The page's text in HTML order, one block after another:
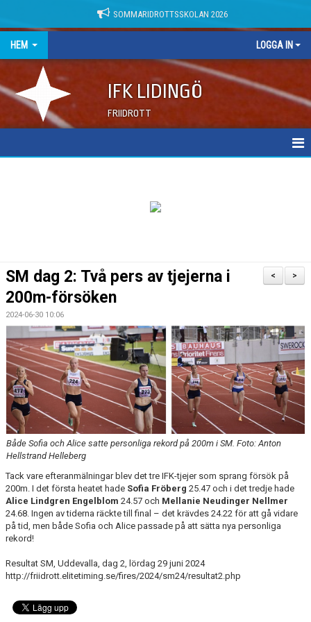
SOMMARIDROTTSSKOLAN 2026
HEM LOGGA IN
IFK LIDINGÖ
FRIIDROTT
>
<
SM dag 2: Två pers av tjejerna i
200m-försöken
2024-06-30 10:06
Både Sofia och Alice satte personliga rekord på 200m i SM. Foto: Anton
Hellstrand Helleberg
Tack vare efteranmälningar blev det tre IFK-tjejer som sprang försök på
200m. I det första heatet hade Sofia Fröberg 25.47 och i det tredje hade
Alice Lindgren Engelblom 24.57 och Mellanie Neudinger Nellmer
24.68. Ingen av tiderna räckte till final – det krävdes 24.22 för att gå vidare
på tid, men både Sofia och Alice passade på att sätta nya personliga
rekord!
Resultat SM, Uddevalla, dag 2, lördag 29 juni 2024
http://friidrott.elitetiming.se/fires/2024/sm24/resultat2.php